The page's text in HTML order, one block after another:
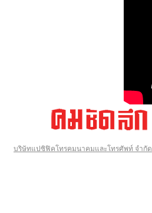
บริษัทแปซิฟิคโทรคมนาคมและโทรศัพท์ จำกัด